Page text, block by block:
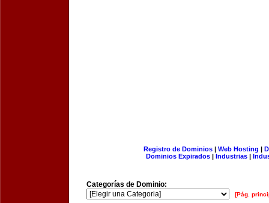
Registro de Dominios| Web Hosting |
Dominios Expirados | Industrias |
Categorías de Dominio:
[Pág.